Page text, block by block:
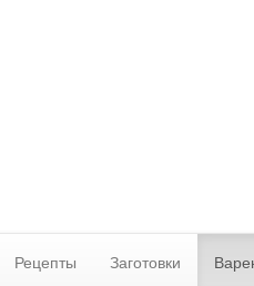
Рецепты Заготовки